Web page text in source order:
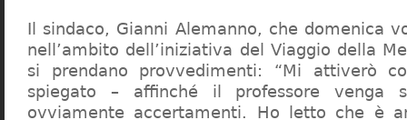
Il sindaco, Gianni Alemanno, che domenica
nell’ambito dell’iniziativa del Viaggio della
si prendano provvedimenti: “Mi attiverò
spiegato – affinché il professore venga
ovviamente accertamenti. Ho letto che è